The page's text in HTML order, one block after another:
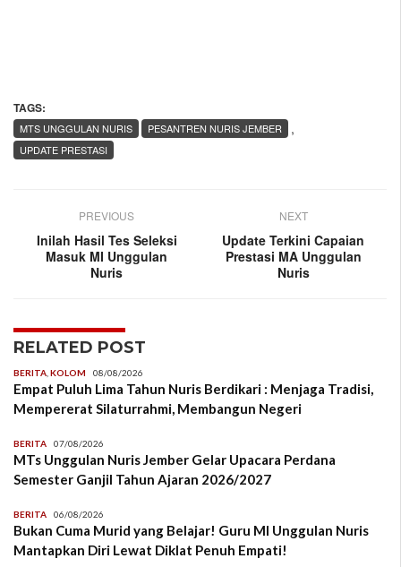
TAGS:
,
MTS UNGGULAN NURIS
PESANTREN NURIS JEMBER
UPDATE PRESTASI
PREVIOUS
Inilah Hasil Tes Seleksi
Masuk MI Unggulan
Nuris
NEXT
Update Terkini Capaian
Prestasi MA Unggulan
Nuris
RELATED POST
BERITA KOLOM 08/08/2026
Empat Puluh Lima Tahun Nuris Berdikari : Menjaga Tradisi,
Mempererat Silaturrahmi, Membangun Negeri
BERITA 07/08/2026
MTs Unggulan Nuris Jember Gelar Upacara Perdana
Semester Ganjil Tahun Ajaran 2026/2027
BERITA 06/08/2026
Bukan Cuma Murid yang Belajar! Guru MI Unggulan Nuris
Mantapkan Diri Lewat Diklat Penuh Empati!